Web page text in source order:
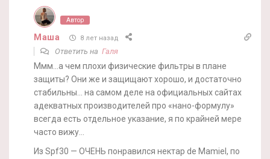
Автор
Маша 8 лет назад
Ответить на Галя
Ммм…а чем плохи физические фильтры в плане
защиты? Они же и защищают хорошо, и достаточно
стабильны… на самом деле на официальных сайтах
адекватных производителей про «нано-формулу»
всегда есть отдельное указание, я по крайней мере
часто вижу…
Из Spf30 — ОЧЕНЬ понравился нектар de Mamiel, по